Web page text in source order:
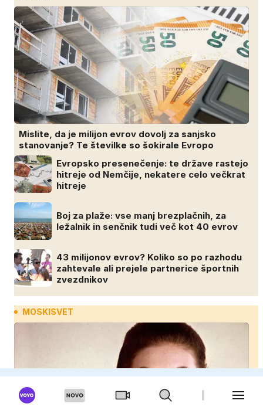
Mislite, da je milijon evrov dovolj za sanjsko
stanovanje? Te številke so šokirale Evropo
Evropsko presenečenje: te države rastejo
hitreje od Nemčije, nekatere celo večkrat
hitreje
Boj za plaže: vse manj brezplačnih, za
ležalnik in senčnik tudi več kot 40 evrov
43 milijonov evrov? Koliko so po razhodu
zahtevale ali prejele partnerice športnih
zvezdnikov
MOSKISVET